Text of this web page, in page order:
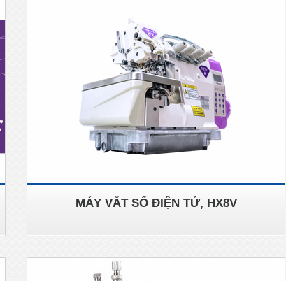
MÁY VẮT SỔ ĐIỆN TỬ, HX8V